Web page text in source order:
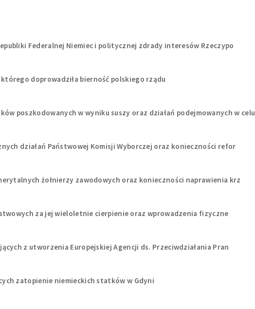
Federalnej Niemiec i politycznej zdrady interesów Rzeczypo
doprowadziła bierność polskiego rządu
poszkodowanych w wyniku suszy oraz działań podejmowanych w celu
działań Państwowej Komisji Wyborczej oraz konieczności refor
żołnierzy zawodowych oraz konieczności naprawienia krz
za jej wieloletnie cierpienie oraz wprowadzenia fizyczne
z utworzenia Europejskiej Agencji ds. Przeciwdziałania Pran
zatopienie niemieckich statków w Gdyni